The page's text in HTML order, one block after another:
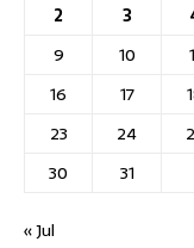
2
3
9
10
16
17
23
24
30
31
« Jul